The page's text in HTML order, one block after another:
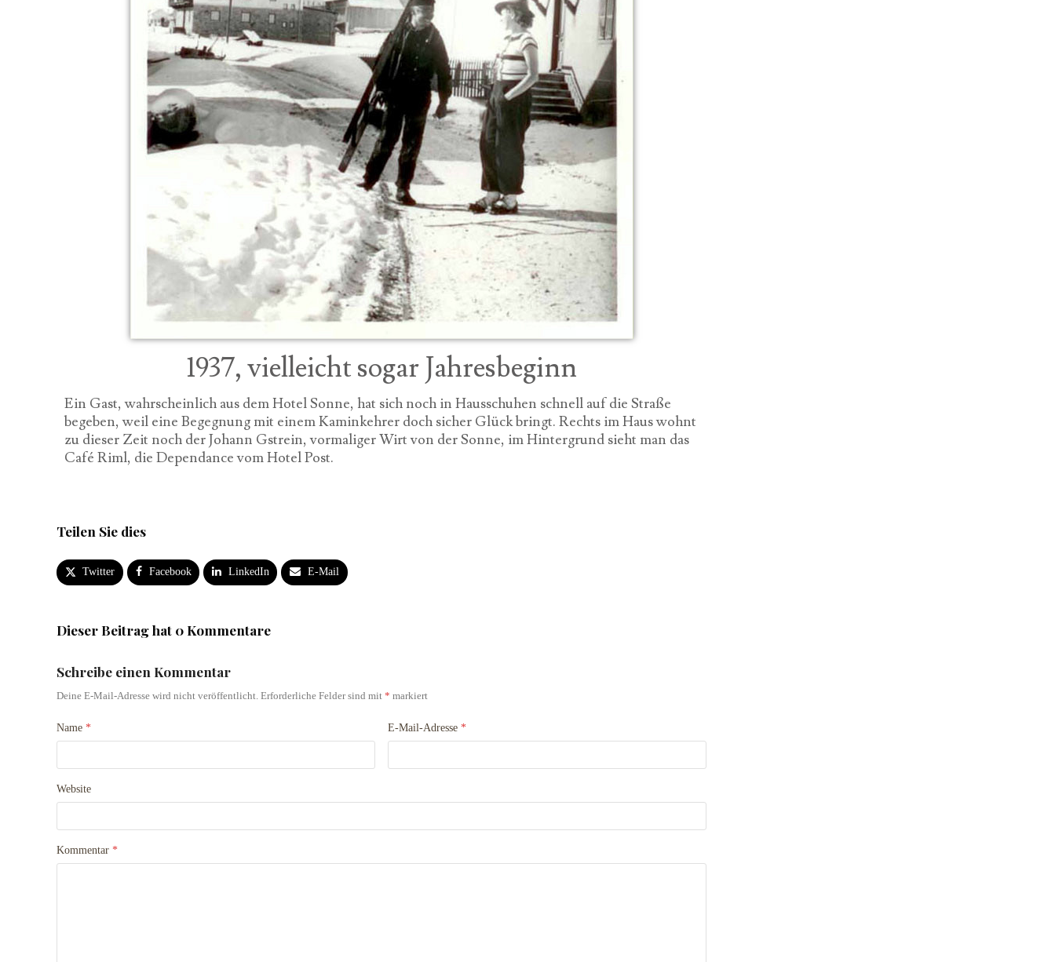
1937, vielleicht sogar Jahresbeginn
Ein Gast, wahrscheinlich aus dem Hotel Sonne, hat sich noch in Hausschuhen schnell auf die Straße
begeben, weil eine Begegnung mit einem Kaminkehrer doch sicher Glück bringt. Rechts im Haus wohnt
zu dieser Zeit noch der Johann Gstrein, vormaliger Wirt von der Sonne, im Hintergrund sieht man das
Café Riml, die Dependance vom Hotel Post.
Teilen Sie dies
Twitter Facebook LinkedIn E-Mail
Dieser Beitrag hat 0 Kommentare
Schreibe einen Kommentar
Deine E-Mail-Adresse wird nicht veröffentlicht. Erforderliche Felder sind mit * markiert
Name * E-Mail-Adresse*
Website
Kommentar *